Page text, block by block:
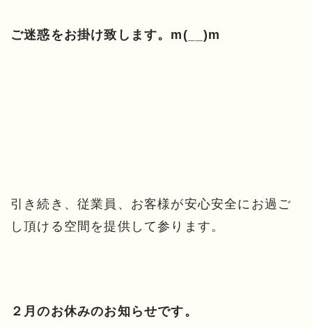
ご迷惑をお掛け致します。m(__)m
引き続き、従業員、お客様が安心安全にお過ご
し頂ける空間を提供して参ります。
２月のお休みのお知らせです。